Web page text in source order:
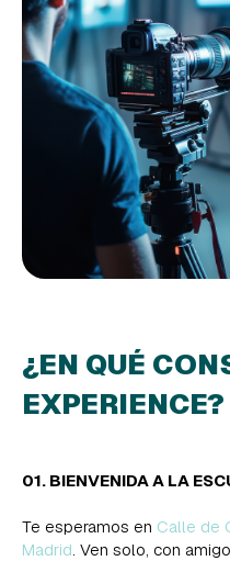
¿EN QUÉ
EXPERIENCE?
01. BIENVENIDA A LA
Te esperamos en Calle de
Madrid. Ven solo, con